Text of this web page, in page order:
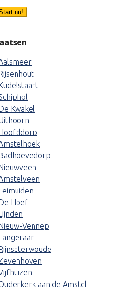
nu!
Kwakel
Hoef
Vennep
aan de Amstel